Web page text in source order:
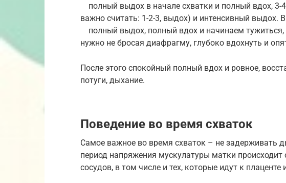
полный выдох в начале схватки и полный вдох, 3-
важно считать: 1-2-3, выдох) и интенсивный выдох.
полный выдох, полный вдох и начинаем тужиться,
нужно не бросая диафрагму, глубоко вдохнуть и
После этого спокойный полный вдох и ровное,
потуги, дыхание.
Поведение во время схваток
Самое важное во время схваток – не задерживать
период напряжения мускулатуры матки
сосудов, в том числе и тех, которые идут к